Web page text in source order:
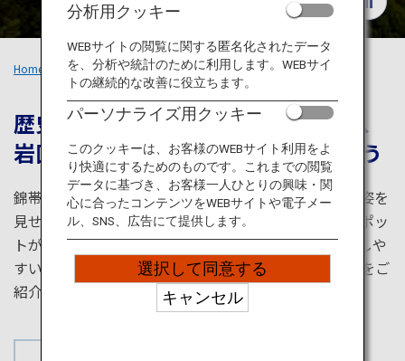
Home おすすめの旅 錦帯橋と清流のまち 岩国
歴史と文化、四季折々の自然に触れ、
岩国の魅力に酔いしれる体験をしよう
錦帯橋と清流のまち岩国。季節や時間によって異なる姿を
見せてくれる錦帯橋など、歴史や文化を感じられるスポッ
トがたくさんあります。岩国錦帯橋空港からアクセスしや
すい広島の人気スポット宮島も。魅力溢れる岩国の旅をご
紹介します。
分析用クッキー
WEBサイトの閲覧に関する匿名化されたデータ
を、分析や統計のために利用します。WEBサイ
トの継続的な改善に役立ちます。
パーソナライズ用クッキー
このクッキーは、お客様のWEBサイト利用をよ
り快適にするためのものです。これまでの閲覧
データに基づき、お客様一人ひとりの興味・関
心に合ったコンテンツをWEBサイトや電子メー
ル、SNS、広告にて提供します。
選択して同意する
キャンセル